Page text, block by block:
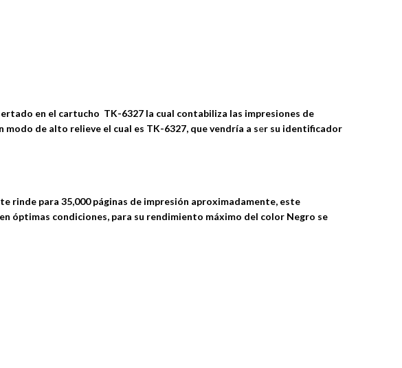
en el cartucho TK-6327 la cual contabiliza las impresiones de
de alto relieve el cual es TK-6327, que vendría a ser su identificador
rinde para 35,000 páginas de impresión aproximadamente, este
óptimas condiciones, para su rendimiento máximo del color Negro se